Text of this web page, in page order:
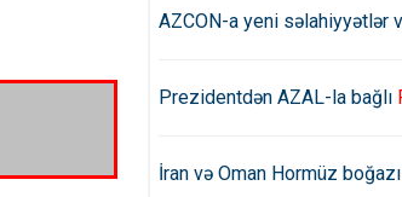
AZCON-a yeni səlahiyyətlər
Prezidentdən AZAL-la bağlı
İran və Oman Hormüz